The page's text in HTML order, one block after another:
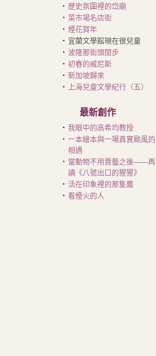
‧ 歷史氛圍裡的岱廟
‧ 菜市場名店街
‧ 煙花賀年
‧ 宜蘭文學館現在很兒童
‧ 波隆那街頭閒步
‧ 初春的威尼斯
‧ 新加坡歸來
‧ 上海兒童文學紀行（五）
最新創作
‧ 我眼中的高希均教授
‧ 一本繪本與一場真實颱風的
相遇
‧ 當動物不用賣藝之後——再
讀《八號出口的猩猩》
‧ 活在印象裡的那隻鷹
‧ 看煙火的人